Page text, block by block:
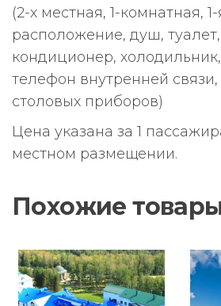
(2-х местная, 1-комнатная,
расположение, душ,
кондиционер,
телефон внутренней
столовых приборов)
Цена указана за 1
местном размещении.
Похожие